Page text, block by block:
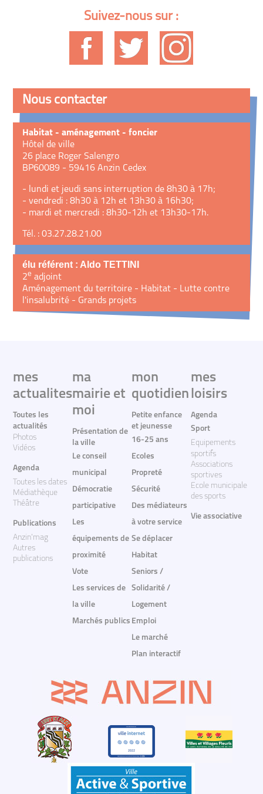
Suivez-nous sur :
Nous contacter
Habitat - aménagement - foncier
Hôtel de ville
26 place Roger Salengro
BP60089 - 59416 Anzin Cedex
- lundi et jeudi sans interruption de 8h30 à 17h;
- vendredi : 8h30 à 12h et 13h30 à 16h30;
- mardi et mercredi : 8h30-12h et 13h30-17h.
Tél. : 03.27.28.21.00
élu référent : Aldo TETTINI
2e adjoint
Aménagement du territoire - Habitat - Lutte contre
l'insalubrité - Grands projets
mes
actualites
Toutes les
actualités
Photos
Vidéos
Agenda
Toutes les dates
Médiathèque
Théâtre
Publications
Anzin'mag
Autres
publications
ma
mairie et
moi
Présentation de
la ville
Le conseil
municipal
Démocratie
participative
Les
équipements de
proximité
Vote
Les services de
la ville
Marchés publics
mon
quotidien
Petite enfance
et jeunesse
16-25 ans
Ecoles
Propreté
Sécurité
Des médiateurs
à votre service
Se déplacer
Habitat
Seniors /
Solidarité /
Logement
Emploi
Le marché
Plan interactif
mes
loisirs
Agenda
Sport
Equipements
sportifs
Associations
sportives
Ecole municipale
des sports
Vie associative